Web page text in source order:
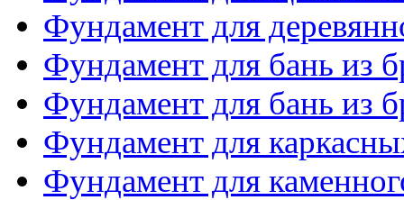
Фундамент для
Фундамент для бань из
Фундамент для бань из
Фундамент для
Фундамент для